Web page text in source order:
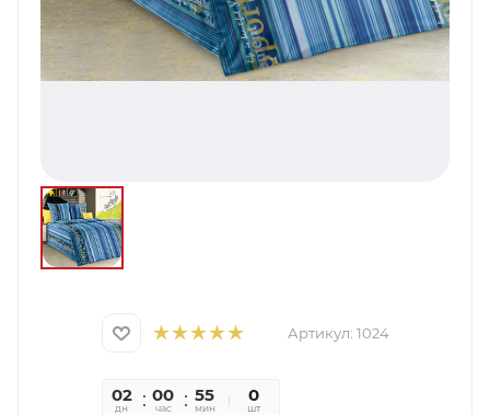
Артикул: 1024
02
дн
00
час
55
мин
01
сек
0
шт